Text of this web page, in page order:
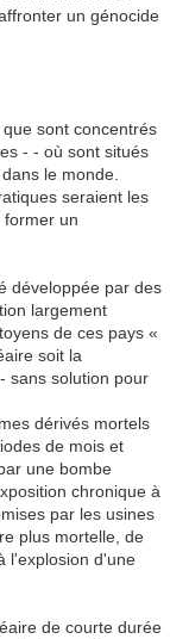
un génocide
sont concentrés
- - où sont situés
le monde.
seraient les
former un
développée par des
largement
de ces pays «
soit la
sans solution pour
dérivés mortels
de mois et
une bombe
chronique à
par les usines
plus mortelle, de
l'explosion d'une
de courte durée